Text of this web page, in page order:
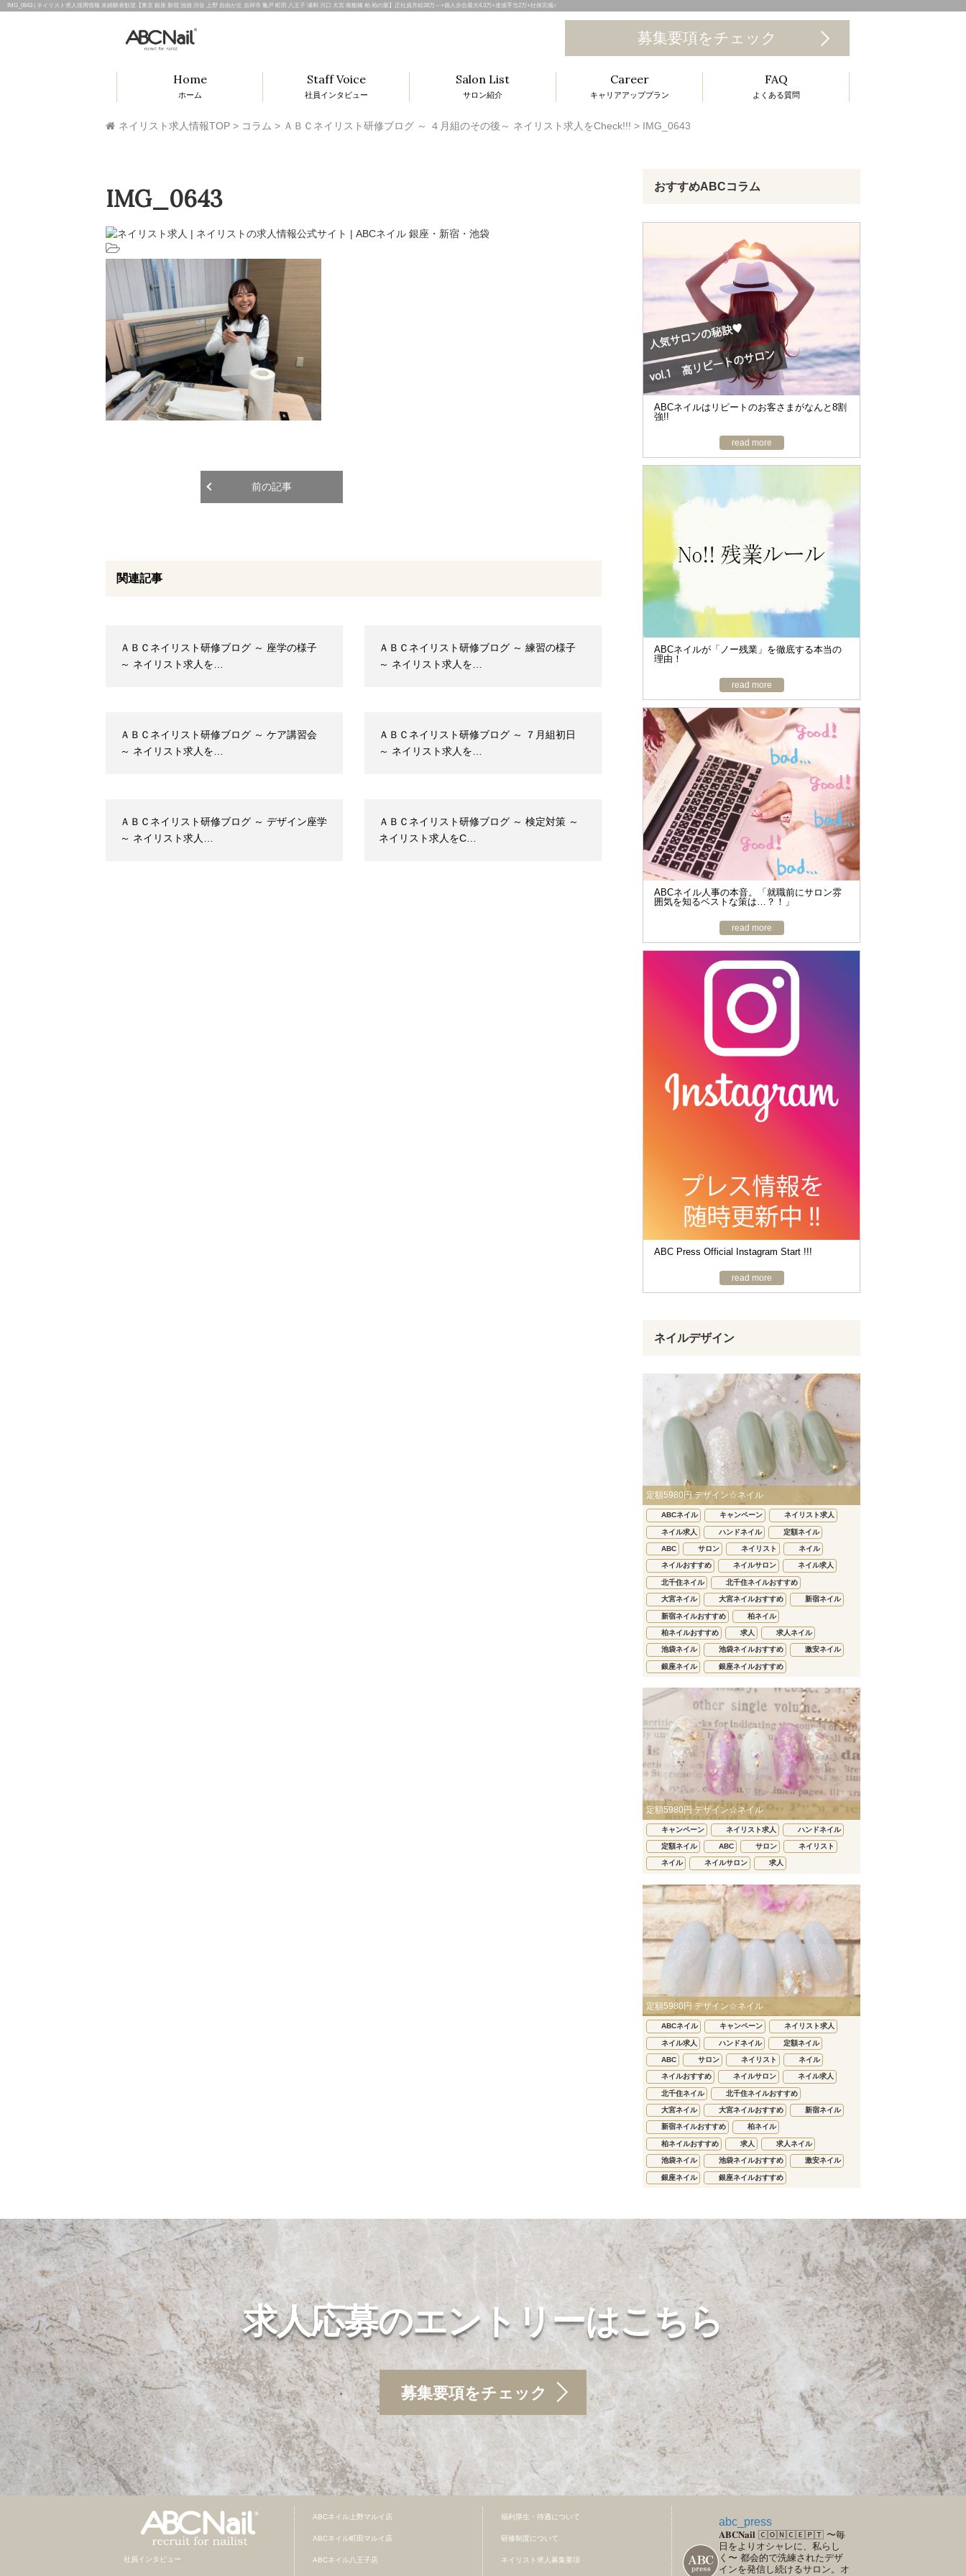
IMG_0643 | ネイリスト求人採用情報 未経験者歓迎【東京 銀座 新宿 池袋 渋谷 上野 自由が丘 吉祥寺 亀戸 町田 八王子 浦和 川口 大宮 南船橋 柏 柏の葉】正社員月給28万～+個人歩合最大4.3万+達成手当2万+社保完備♪
T
o
g
g
l
o
n
募集要項をチェック
Home
ホーム
Staff Voice
社員インタビュー
Salon List
サロン紹介
Career
キャリアアッププラン
FAQ
よくある質問
ネイリスト求人情報TOP > コラム > ＡＢＣネイリスト研修ブログ ～ ４月組のその後～ ネイリスト求人をCheck!!! > IMG_0643
IMG_0643
前の記事
関連記事
ＡＢＣネイリスト研修ブログ ～ 座学の様子
～ ネイリスト求人を…
ＡＢＣネイリスト研修ブログ ～ 練習の様子
～ ネイリスト求人を…
ＡＢＣネイリスト研修ブログ ～ ケア講習会
～ ネイリスト求人を…
ＡＢＣネイリスト研修ブログ ～ ７月組初日
～ ネイリスト求人を…
ＡＢＣネイリスト研修ブログ ～ デザイン座学
～ ネイリスト求人…
ＡＢＣネイリスト研修ブログ ～ 検定対策 ～
ネイリスト求人をC…
おすすめABCコラム
ABCネイルはリピートのお客さまがなんと8割
強!!
read more
ABCネイルが「ノー残業」を徹底する本当の
理由！
read more
ABCネイル人事の本音。「就職前にサロン雰
囲気を知るベストな策は…？！」
read more
ABC Press Official Instagram Start !!!
read more
ネイルデザイン
定額5980円 デザイン☆ネイル
ABCネイル キャンペーン ネイリスト求人
ネイル求人 ハンドネイル 定額ネイル
ABC サロン ネイリスト ネイル
ネイルおすすめ ネイルサロン ネイル求人
北千住ネイル 北千住ネイルおすすめ
大宮ネイル 大宮ネイルおすすめ 新宿ネイル
新宿ネイルおすすめ 柏ネイル
柏ネイルおすすめ 求人 求人ネイル
池袋ネイル 池袋ネイルおすすめ 激安ネイル
銀座ネイル 銀座ネイルおすすめ
定額5980円 デザイン☆ネイル
キャンペーン ネイリスト求人 ハンドネイル
定額ネイル ABC サロン ネイリスト
ネイル ネイルサロン 求人
定額5980円 デザイン☆ネイル
ABCネイル キャンペーン ネイリスト求人
ネイル求人 ハンドネイル 定額ネイル
ABC サロン ネイリスト ネイル
ネイルおすすめ ネイルサロン ネイル求人
北千住ネイル 北千住ネイルおすすめ
大宮ネイル 大宮ネイルおすすめ 新宿ネイル
新宿ネイルおすすめ 柏ネイル
柏ネイルおすすめ 求人 求人ネイル
池袋ネイル 池袋ネイルおすすめ 激安ネイル
銀座ネイル 銀座ネイルおすすめ
求人応募のエントリーはこちら
募集要項をチェック
社員インタビュー
ABCネイル上野マルイ店
ABCネイル町田マルイ店
ABCネイル八王子店
福利厚生・待遇について
研修制度について
ネイリスト求人募集要項
abc_press
𝐀𝐁𝐂𝐍𝐚𝐢𝐥 🄲🄾🄽🄲🄴🄿🅃 〜毎
日をよりオシャレに、私らし
く〜 都会的で洗練されたデザ
インを発信し続けるサロン。オ